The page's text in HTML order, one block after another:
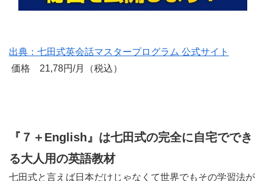
出典：七田式英会話マスタープログラム 公式サイト
価格 21,78円/月（税込）
『７＋English』は七田式の完全に自宅ででき
る大人用の英語教材
七田式と言えば日本だけじゃなくて世界でもその学習法が